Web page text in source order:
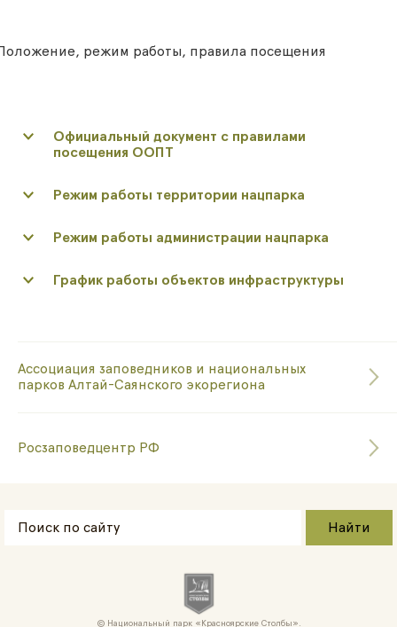
режим работы, правила посещения
Официальный документ с правилами
посещения ООПТ
Режим работы территории нацпарка
Режим работы администрации нацпарка
График работы объектов инфраструктуры
Ассоциация заповедников и национальных
парков Алтай-Саянского экорегиона
Росзаповедцентр РФ
Национальный парк «Красноярские Cтолбы».